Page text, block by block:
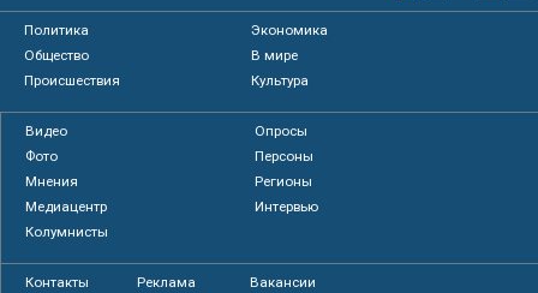
Политика
Экономика
Общество
В мире
Происшествия
Культура
Видео
Опросы
Фото
Персоны
Мнения
Регионы
Медиацентр
Интервью
Колумнисты
Контакты Реклама Вакансии